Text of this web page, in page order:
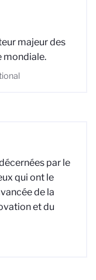
majeur des
mondiale.
par le
qui ont le
de la
et du